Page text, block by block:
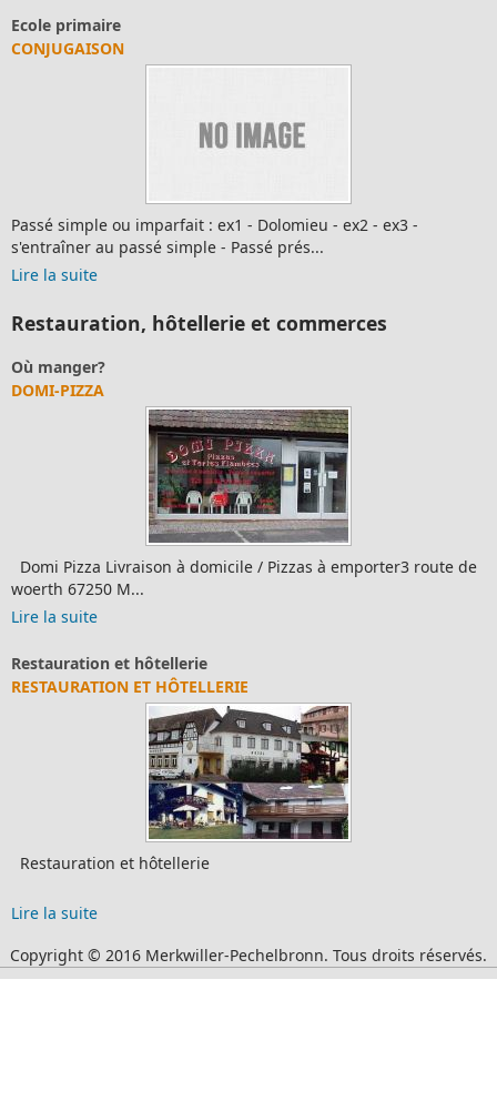
Ecole primaire
CONJUGAISON
Passé simple ou imparfait : ex1 - Dolomieu - ex2 - ex3 -
s'entraîner au passé simple - Passé prés...
Lire la suite
Restauration, hôtellerie et commerces
Où manger?
DOMI-PIZZA
Domi Pizza Livraison à domicile / Pizzas à emporter3 route de
woerth 67250 M...
Lire la suite
Restauration et hôtellerie
RESTAURATION ET HÔTELLERIE
Restauration et hôtellerie
Lire la suite
Copyright © 2016 Merkwiller-Pechelbronn. Tous droits réservés.